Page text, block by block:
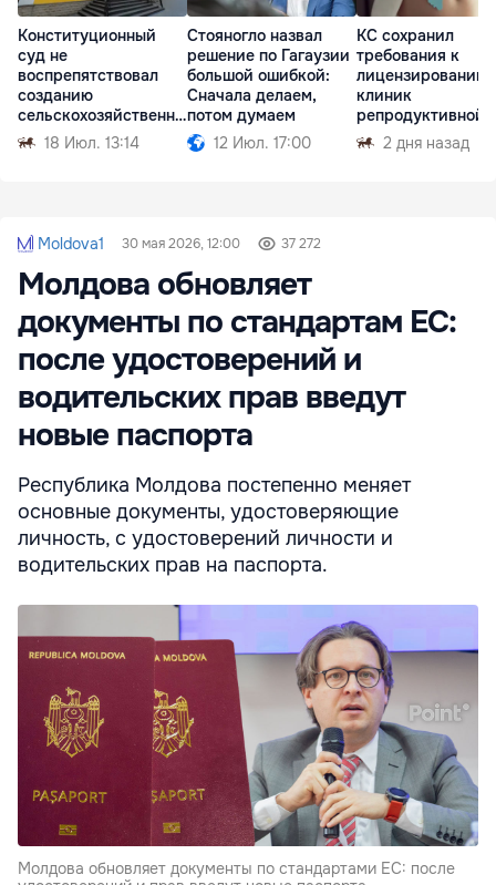
Конституционный
суд не
воспрепятствовал
созданию
сельскохозяйственны
х палат в Молдове
18 Июл. 13:14
Стояногло назвал
решение по Гагаузии
большой ошибкой:
Сначала делаем,
потом думаем
12 Июл. 17:00
КС сохранил
требования к
лицензированию
клиник
репродуктивной
медицины
2 дня назад
Moldova1 30 мая 2026, 12:00 37 272
Молдова обновляет
документы по стандартам ЕС:
после удостоверений и
водительских прав введут
новые паспорта
Республика Молдова постепенно меняет
основные документы, удостоверяющие
личность, с удостоверений личности и
водительских прав на паспорта.
Молдова обновляет документы по стандартами ЕС: после